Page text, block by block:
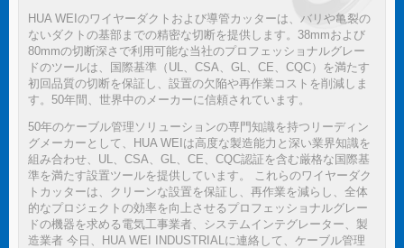
HUA WEIのワイヤーダクトおよび導管カッターは、バリや亀裂の
ないダクトの基部までの精密な切断を提供します。38mmおよび
80mmの切断深さで利用可能な当社のプロフェッショナルグレー
ドのツールは、国際基準（UL、CSA、GL、CE、CQC）を満たす
初回品質の切断を保証し、設置の欠陥や再作業コストを削減しま
す。50年間、世界中のメーカーに信頼されています。
50年のケーブル管理ソリューションの専門知識を持つリーディン
グメーカーとして、HUA WEIは高度な製造能力と深い業界知識を
組み合わせ、UL、CSA、GL、CE、CQC認証を含む厳格な国際基
準を満たす設置ツールを提供しています。 これらのワイヤーダク
トカッターは、クリーンな設置を保証し、再作業を減らし、全体
的なプロジェクトの効率を向上させるプロフェッショナルグレー
ドの機器を求める電気工事業者、システムインテグレーター、製
造業者 今日、HUA WEI INDUSTRIALに連絡して、ケーブル管理